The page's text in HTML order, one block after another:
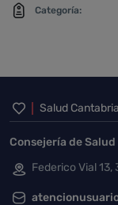
Categoría:
Inicio del
Salud Cantabria
Consejería de Salud
Federico Vial